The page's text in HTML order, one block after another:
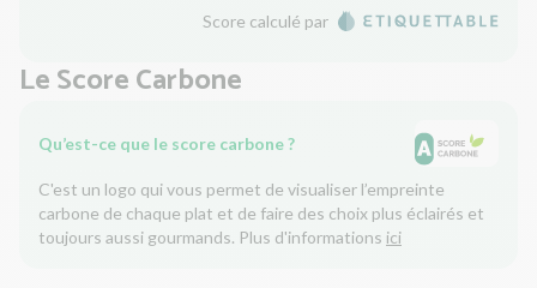
Score calculé par
Le Score Carbone
Qu’est-ce que le score carbone ?
C'est un logo qui vous permet de visualiser l’empreinte
carbone de chaque plat et de faire des choix plus éclairés et
toujours aussi gourmands. Plus d'informations ici